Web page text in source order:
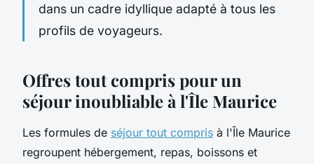
dans un cadre idyllique adapté à tous les
profils de voyageurs.
Offres tout compris pour un
séjour inoubliable à l'Île Maurice
Les formules de séjour tout compris à l'Île Maurice
regroupent hébergement, repas, boissons et